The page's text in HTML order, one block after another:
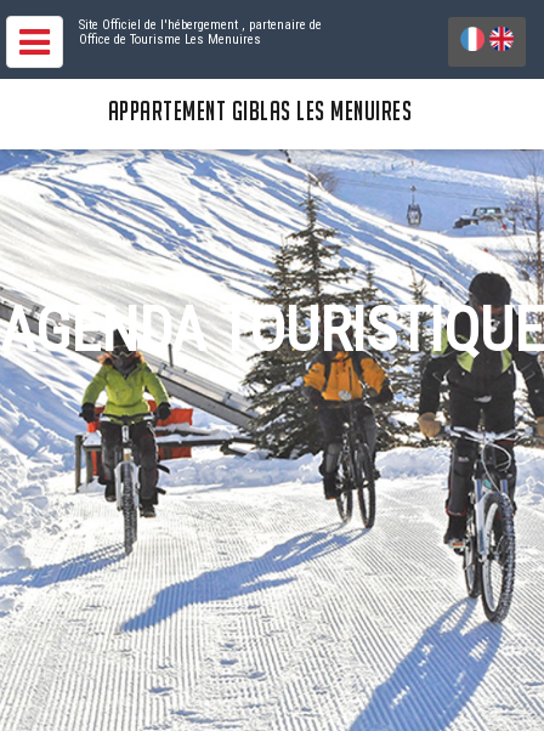
Site Officiel de l'hébergement , partenaire de
Office de Tourisme Les Menuires
APPARTEMENT GIBLAS LES MENUIRES
AGENDA TOURISTIQUE